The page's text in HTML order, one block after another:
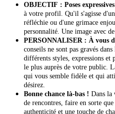
OBJECTIF : Poses expressives
à votre profil. Qu'il s'agisse
réfléchie ou d'une grimace
personnalité. Une image avec
PERSONNALISER : À vous
conseils ne sont pas gravés
différents styles, expressions et
le plus auprès de votre public.
qui vous semble fidèle et qui
désirez.
Bonne chance là-bas ! Dans la
de rencontres, faire en sorte
authenticité et une touche de